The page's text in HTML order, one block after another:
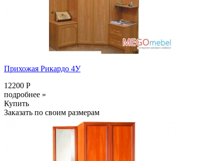
Прихожая Рикардо 4У
12200 Р
подробнее »
Купить
Заказать по своим размерам